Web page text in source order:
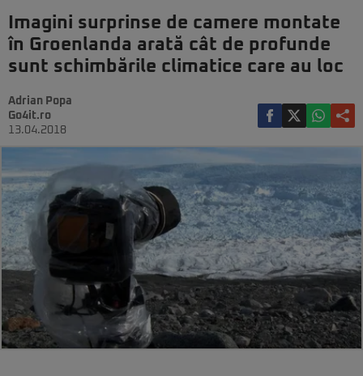
Imagini surprinse de camere montate
în Groenlanda arată cât de profunde
sunt schimbările climatice care au loc
Adrian Popa
Go4it.ro
13.04.2018